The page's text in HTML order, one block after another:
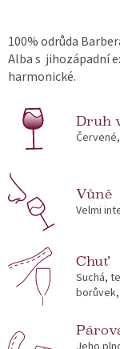
100% odrůda
Alba s jihozápadní
harmonické.
Druh
Vůně
Velmi
Chuť
Suchá,